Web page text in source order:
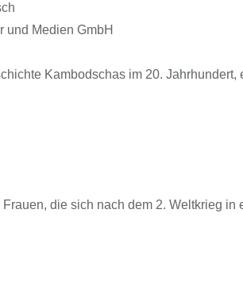
und Medien GmbH
Kambodschas im 20.
die sich nach dem 2. Weltkrieg